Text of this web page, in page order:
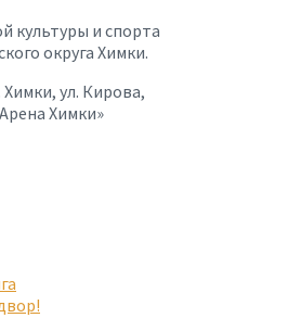
культуры и спорта
округа Химки.
Химки, ул. Кирова,
Химки»